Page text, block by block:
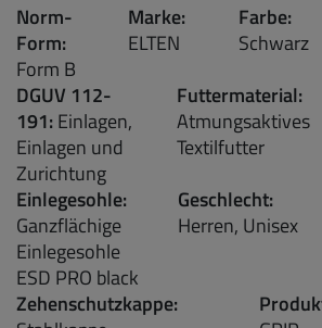
Norm-
Form:
Form B
Marke:
ELTEN
Farbe:
Schwarz
DGUV 112-
191: Einlagen,
Einlagen und
Zurichtung
Futtermaterial:
Atmungsaktives
Textilfutter
Einlegesohle:
Ganzflächige
Einlegesohle
ESD PRO black
Geschlecht:
Herren, Unisex
Zehenschutzkappe: